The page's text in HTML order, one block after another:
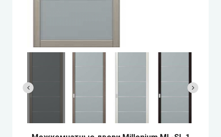
StilDoors (СтилДорс)
BRAMA (Брама)